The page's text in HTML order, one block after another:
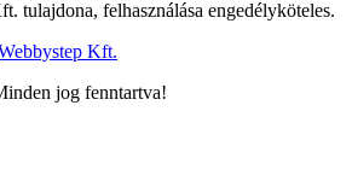
tulajdona, felhasználása engedélyköteles.
Kft.
jog fenntartva!